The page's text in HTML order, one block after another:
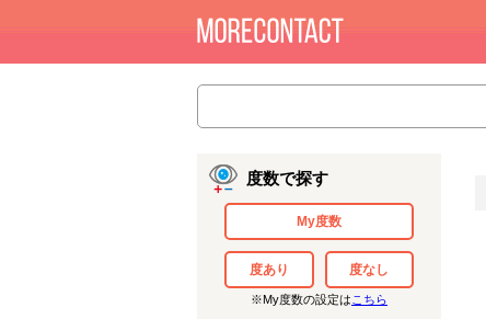
度数で探す
My度数
度あり 度なし
※My度数の設定は こちら